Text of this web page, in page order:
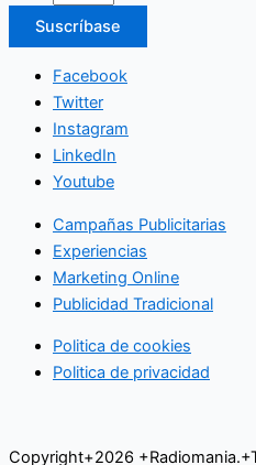
Suscríbase
Facebook
Twitter
Instagram
LinkedIn
Youtube
Campañas Publicitarias
Experiencias
Marketing Online
Publicidad Tradicional
Politica de cookies
Politica de privacidad
Copyright+2026